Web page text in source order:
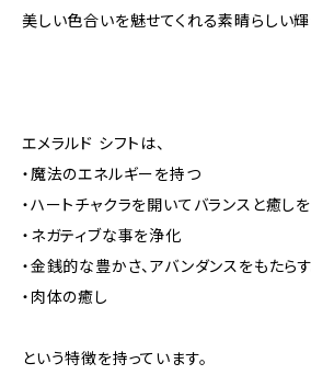
美しい色合いを魅せてくれる素晴らしい輝
エメラルド シフトは、
・魔法のエネルギーを持つ
・ハートチャクラを開いてバランスと癒しを
・ネガティブな事を浄化
・金銭的な豊かさ、アバンダンスをもたらす
・肉体の癒し
という特徴を持っています。